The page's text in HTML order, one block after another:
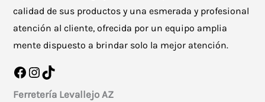
calidad de sus productos y una esmerada y profesional
atención al cliente, ofrecida por un equipo amplia
mente dispuesto a brindar solo la mejor atención.
Facebook
Instagram
TikTok
Ferretería Levallejo AZ